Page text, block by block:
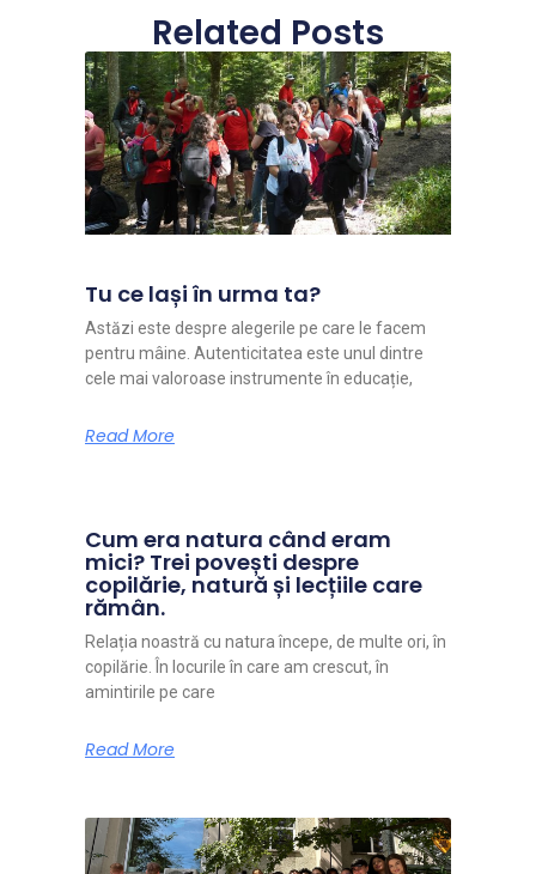
Related Posts
Tu ce lași în urma ta?
Astăzi este despre alegerile pe care le facem
pentru mâine. Autenticitatea este unul dintre
cele mai valoroase instrumente în educație,
Read More
Cum era natura când eram
mici? Trei povești despre
copilărie, natură și lecțiile care
rămân.
Relația noastră cu natura începe, de multe ori, în
copilărie. În locurile în care am crescut, în
amintirile pe care
Read More